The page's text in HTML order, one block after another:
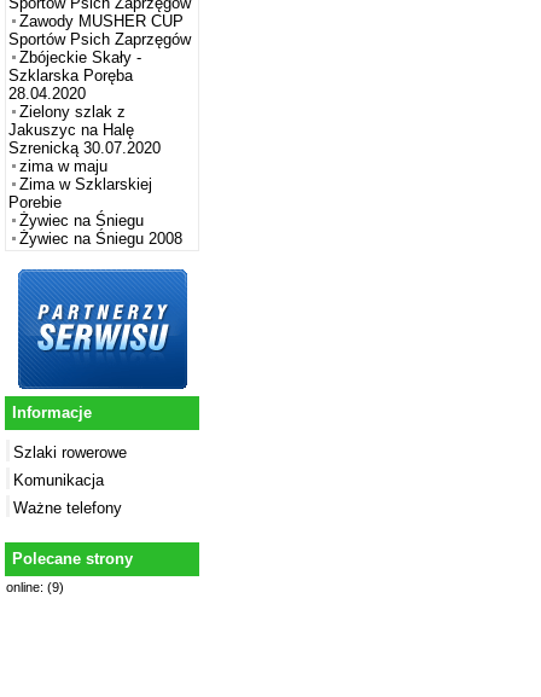
Zawody MUSHER CUP
Sportów Psich Zaprzęgów
Zbójeckie Skały -
Szklarska Poręba
28.04.2020
Zielony szlak z
Jakuszyc na Halę
Szrenicką 30.07.2020
zima w maju
Zima w Szklarskiej
Porebie
Żywiec na Śniegu
Żywiec na Śniegu 2008
Informacje
Szlaki rowerowe
Komunikacja
Ważne telefony
Polecane strony
online: (9)